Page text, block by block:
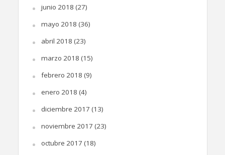
junio 2018 (27)
mayo 2018 (36)
abril 2018 (23)
marzo 2018 (15)
febrero 2018 (9)
enero 2018 (4)
diciembre 2017 (13)
noviembre 2017 (23)
octubre 2017 (18)